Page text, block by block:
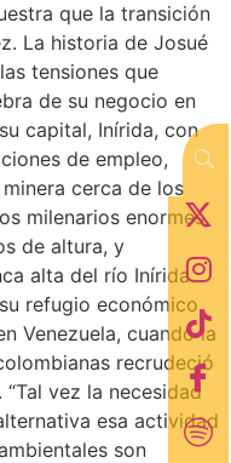
que la transición
La historia de Josué
tensiones que
de su negocio en
capital, Inírida, con
de empleo,
cerca de los
milenarios enormes,
de altura, y
alta del río Inírida.
refugio económico
Venezuela, cuando la
recrudeció
vez la necesidad
esa actividad
son